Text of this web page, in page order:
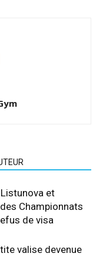
et
Championnats
de visa
valise devenue